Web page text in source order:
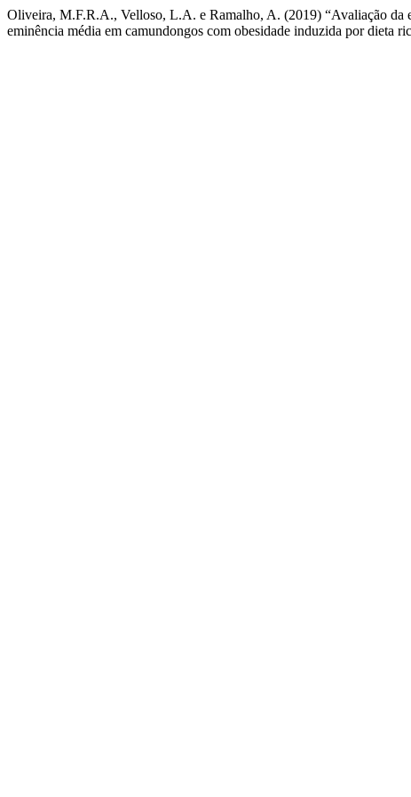
Oliveira, M.F.R.A., Velloso, L.A. e Ramalho, A. (2019) “Avaliação da
eminência média em camundongos com obesidade induzida por dieta